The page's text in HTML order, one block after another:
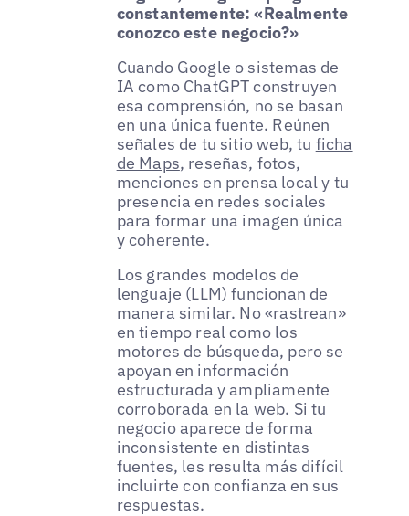
constantemente: «Realmente
conozco este negocio?»
Cuando Google o sistemas de
IA como ChatGPT construyen
esa comprensión, no se basan
en una única fuente. Reúnen
señales de tu sitio web, tu ficha
de Maps, reseñas, fotos,
menciones en prensa local y tu
presencia en redes sociales
para formar una imagen única
y coherente.
Los grandes modelos de
lenguaje (LLM) funcionan de
manera similar. No «rastrean»
en tiempo real como los
motores de búsqueda, pero se
apoyan en información
estructurada y ampliamente
corroborada en la web. Si tu
negocio aparece de forma
inconsistente en distintas
fuentes, les resulta más difícil
incluirte con confianza en sus
respuestas.